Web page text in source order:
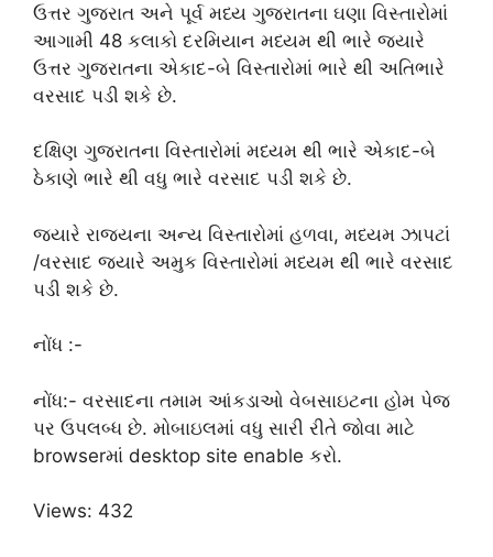
ઉત્તર ગુજરાત અને પૂર્વ મધ્ય ગુજરાતના ઘણા વિસ્તારોમાં
આગામી 48 કલાકો દરમિયાન મધ્યમ થી ભારે જ્યારે
ઉત્તર ગુજરાતના એકાદ-બે વિસ્તારોમાં ભારે થી અતિભારે
વરસાદ પડી શકે છે.
દક્ષિણ ગુજરાતના વિસ્તારોમાં મધ્યમ થી ભારે એકાદ-બે
ઠેકાણે ભારે થી વધુ ભારે વરસાદ પડી શકે છે.
જ્યારે રાજ્યના અન્ય વિસ્તારોમાં હળવા, મધ્યમ ઝાપટાં
/વરસાદ જ્યારે અમુક વિસ્તારોમાં મધ્યમ થી ભારે વરસાદ
પડી શકે છે.
નોંધ :-
નોંધ:- વરસાદના તમામ આંકડાઓ વેબસાઇટના હોમ પેજ
પર ઉપલબ્ધ છે. મોબાઇલમાં વધુ સારી રીતે જોવા માટે
browserમાં desktop site enable કરો.
Views: 432